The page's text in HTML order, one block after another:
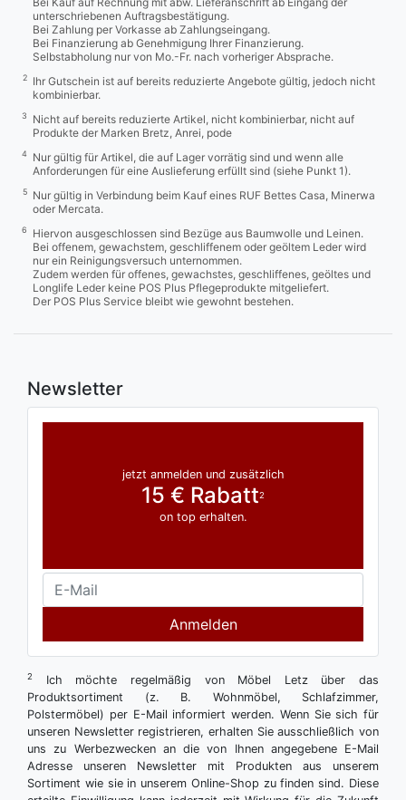
unterschriebenen Auftragsbestätigung.
Bei Zahlung per Vorkasse ab Zahlungseingang.
Bei Finanzierung ab Genehmigung Ihrer Finanzierung.
Selbstabholung nur von Mo.-Fr. nach vorheriger Absprache.
2
Ihr Gutschein ist auf bereits reduzierte Angebote gültig, jedoch nicht
kombinierbar.
3
Nicht auf bereits reduzierte Artikel, nicht kombinierbar, nicht auf
Produkte der Marken Bretz, Anrei, pode
4
Nur gültig für Artikel, die auf Lager vorrätig sind und wenn alle
Anforderungen für eine Auslieferung erfüllt sind (siehe Punkt 1).
5
Nur gültig in Verbindung beim Kauf eines RUF Bettes Casa, Minerwa
oder Mercata.
6
Hiervon ausgeschlossen sind Bezüge aus Baumwolle und Leinen.
Bei offenem, gewachstem, geschliffenem oder geöltem Leder wird
nur ein Reinigungsversuch unternommen.
Zudem werden für offenes, gewachstes, geschliffenes, geöltes und
Longlife Leder keine POS Plus Pflegeprodukte mitgeliefert.
Der POS Plus Service bleibt wie gewohnt bestehen.
Newsletter
jetzt anmelden und zusätzlich
15 € Rabatt2
on top erhalten.
Anmelden
2
Ich möchte regelmäßig von Möbel Letz über das
Produktsortiment (z. B. Wohnmöbel, Schlafzimmer,
Polstermöbel) per E-Mail informiert werden. Wenn Sie sich für
unseren Newsletter registrieren, erhalten Sie ausschließlich von
uns zu Werbezwecken an die von Ihnen angegebene E-Mail
Adresse unseren Newsletter mit Produkten aus unserem
Sortiment wie sie in unserem Online-Shop zu finden sind. Diese